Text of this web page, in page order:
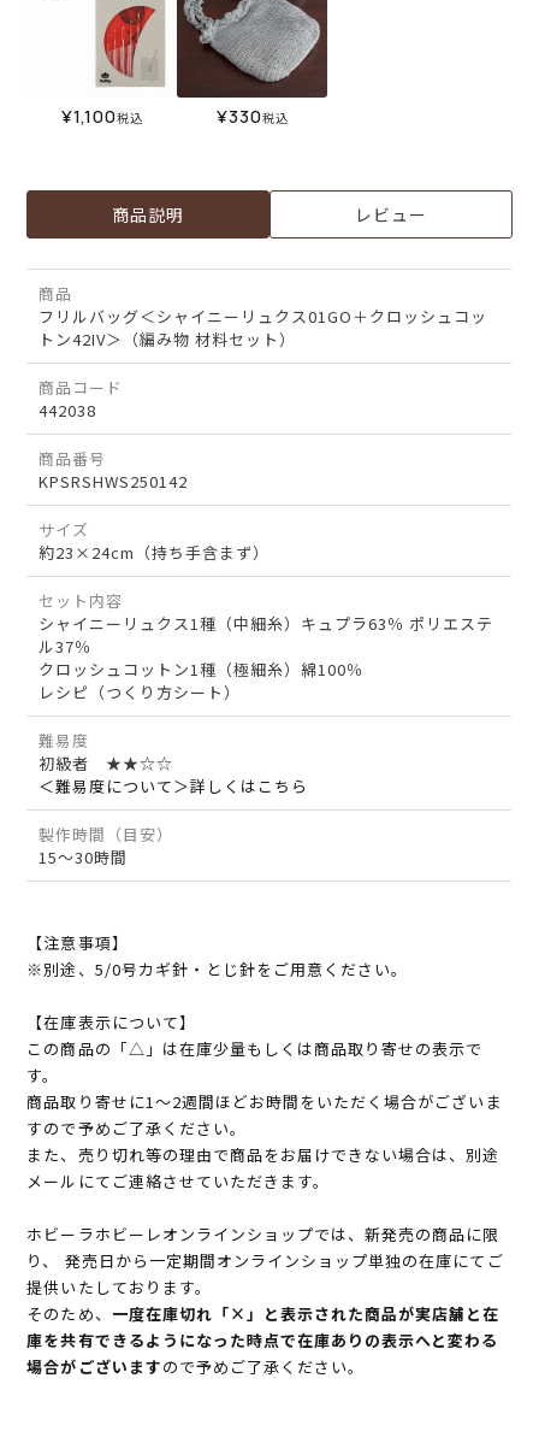
¥1,100税込 ¥330税込
商品説明 レビュー
商品
フリルバッグ＜シャイニーリュクス01GO＋クロッシュコッ
トン42IV＞（編み物 材料セット）
商品コード
442038
商品番号
KPSRSHWS250142
サイズ
約23×24cm（持ち手含まず）
セット内容
シャイニーリュクス1種（中細糸）キュプラ63％ ポリエステ
ル37％
クロッシュコットン1種（極細糸）綿100％
レシピ（つくり方シート）
難易度
初級者 ★★☆☆
＜難易度について＞詳しくはこちら
製作時間（目安）
15～30時間
【注意事項】
※別途、5/0号カギ針・とじ針をご用意ください。
【在庫表示について】
この商品の「△」は在庫少量もしくは商品取り寄せの表示で
す。
商品取り寄せに1～2週間ほどお時間をいただく場合がございま
すので予めご了承ください。
また、売り切れ等の理由で商品をお届けできない場合は、別途
メールにてご連絡させていただきます。
ホビーラホビーレオンラインショップでは、新発売の商品に限
り、 発売日から一定期間オンラインショップ単独の在庫にてご
提供いたしております。
そのため、 一度在庫切れ「×」と表示された商品が実店舗と在
庫を共有できるようになった時点で在庫ありの表示へと変わる
場合がございますので予めご了承ください。